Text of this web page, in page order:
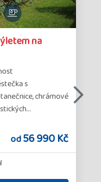
na
s
chrámové
od56 990 Kč